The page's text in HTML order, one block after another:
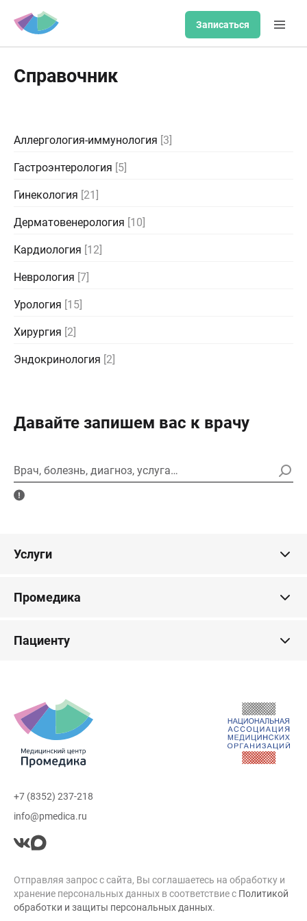
Записаться
Справочник
Аллергология-иммунология [3]
Гастроэнтерология [5]
Гинекология [21]
Дерматовенерология [10]
Кардиология [12]
Неврология [7]
Урология [15]
Хирургия [2]
Эндокринология [2]
Давайте запишем вас к врачу
Врач, болезнь, диагноз, услуга…
Услуги
Промедика
Пациенту
+7 (8352) 237-218
info@pmedica.ru
Отправляя запрос с сайта, Вы соглашаетесь на обработку и
хранение персональных данных в соответствие с Политикой
обработки и защиты персональных данных.